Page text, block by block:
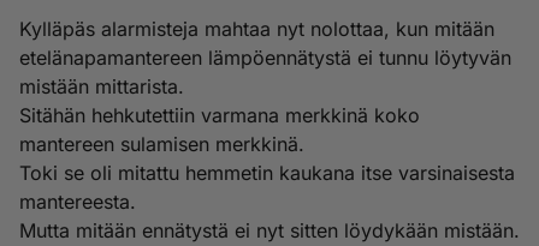
Kylläpäs alarmisteja mahtaa nyt nolottaa, kun mitään
etelänapamantereen lämpöennätystä ei tunnu löytyvän
mistään mittarista.
Sitähän hehkutettiin varmana merkkinä koko
mantereen sulamisen merkkinä.
Toki se oli mitattu hemmetin kaukana itse varsinaisesta
mantereesta.
Mutta mitään ennätystä ei nyt sitten löydykään mistään.